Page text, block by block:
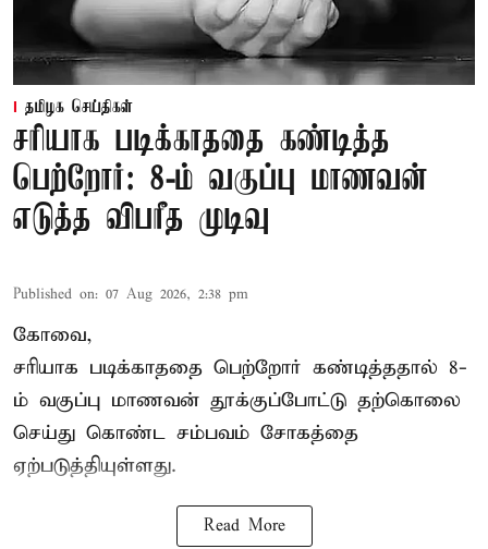
தமிழக செய்திகள்
சரியாக படிக்காததை கண்டித்த
பெற்றோர்: 8-ம் வகுப்பு மாணவன்
எடுத்த விபரீத முடிவு
Published on: 07 Aug 2026, 2:38 pm
கோவை,
சரியாக படிக்காததை பெற்றோர் கண்டித்ததால் 8-
ம் வகுப்பு மாணவன் தூக்குப்போட்டு தற்கொலை
செய்து கொண்ட சம்பவம் சோகத்தை
ஏற்படுத்தியுள்ளது.
Read More